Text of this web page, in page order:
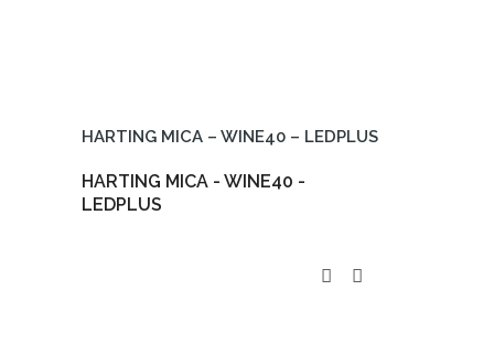
HARTING MICA – WINE40 – LEDPLUS
HARTING MICA - WINE40 -
LEDPLUS